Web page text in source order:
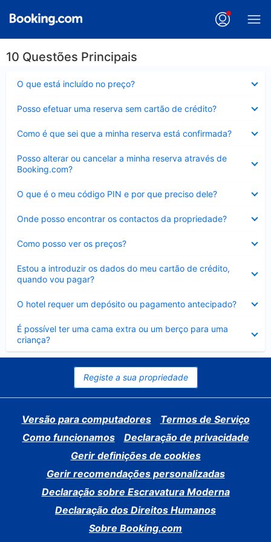
10 Questões Principais
O que está incluído no preço?
fechado
Posso efetuar uma reserva sem cartão de crédito?
fechado
Como é que sei que a minha reserva está confirmada?
fechado
Posso alterar ou cancelar a minha reserva através de
Booking.com?
fechado
O que é o meu código PIN e por que preciso dele?
fechado
Onde posso encontrar os contactos da propriedade?
fechado
Como posso ver os preços?
fechado
Estou a introduzir os dados do meu cartão de crédito,
quando vou pagar?
fechado
O hotel requer um depósito ou pagamento antecipado?
fechado
É possível ter uma cama extra ou um berço para uma
criança?
Elemento
fechado
Registe a sua propriedade
Versão para computadores
Termos de Serviço
Como funcionamos
Declaração de privacidade
Gerir definições de cookies
Gerir recomendações personalizadas
Declaração sobre Escravatura Moderna
Declaração dos Direitos Humanos
Sobre Booking.com